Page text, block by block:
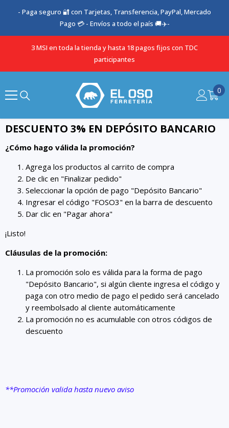
SALTAR AL CONTENIDO
- Paga seguro 🔐 con Tarjetas, Transferencia, PayPal, Mercado
Pago 💳 - Envíos a todo el país 🚚✈️-
3 MSI en toda la tienda y hasta 18 pagos fijos con TDC
participantes
0
0
DESCUENTO 3% EN DEPÓSITO BANCARIO
¿Cómo hago válida la promoción?
Agrega los productos al carrito de compra
De clic en "Finalizar pedido"
Seleccionar la opción de pago "Depósito Bancario"
Ingresar el código "FOSO3" en la barra de descuento
Dar clic en "Pagar ahora"
¡Listo!
Cláusulas de la promoción:
La promoción solo es válida para la forma de pago
"Depósito Bancario", si algún cliente ingresa el código y
paga con otro medio de pago el pedido será cancelado
y reembolsado al cliente automáticamente
La promoción no es acumulable con otros códigos de
descuento
**Promoción valida hasta nuevo aviso